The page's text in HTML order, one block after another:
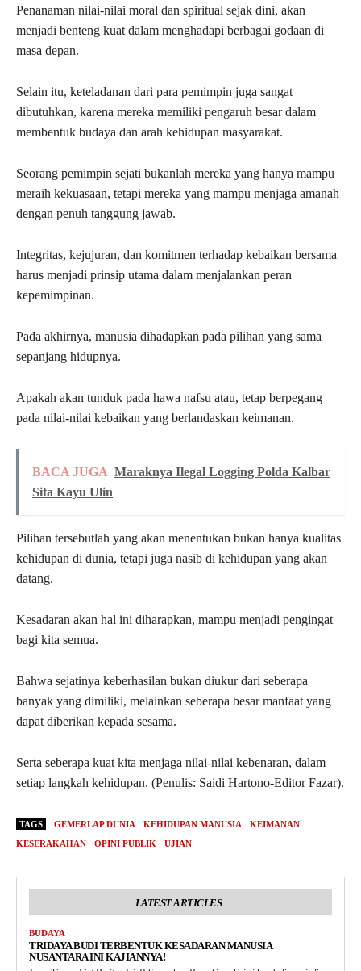
Penanaman nilai-nilai moral dan spiritual sejak dini, akan
menjadi benteng kuat dalam menghadapi berbagai godaan di
masa depan.
Selain itu, keteladanan dari para pemimpin juga sangat
dibutuhkan, karena mereka memiliki pengaruh besar dalam
membentuk budaya dan arah kehidupan masyarakat.
Seorang pemimpin sejati bukanlah mereka yang hanya mampu
meraih kekuasaan, tetapi mereka yang mampu menjaga amanah
dengan penuh tanggung jawab.
Integritas, kejujuran, dan komitmen terhadap kebaikan bersama
harus menjadi prinsip utama dalam menjalankan peran
kepemimpinan.
Pada akhirnya, manusia dihadapkan pada pilihan yang sama
sepanjang hidupnya.
Apakah akan tunduk pada hawa nafsu atau, tetap berpegang
pada nilai-nilai kebaikan yang berlandaskan keimanan.
BACA JUGA Maraknya Ilegal Logging Polda Kalbar
Sita Kayu Ulin
Pilihan tersebutlah yang akan menentukan bukan hanya kualitas
kehidupan di dunia, tetapi juga nasib di kehidupan yang akan
datang.
Kesadaran akan hal ini diharapkan, mampu menjadi pengingat
bagi kita semua.
Bahwa sejatinya keberhasilan bukan diukur dari seberapa
banyak yang dimiliki, melainkan seberapa besar manfaat yang
dapat diberikan kepada sesama.
Serta seberapa kuat kita menjaga nilai-nilai kebenaran, dalam
setiap langkah kehidupan. (Penulis: Saidi Hartono-Editor Fazar).
TAGS GEMERLAP DUNIA KEHIDUPAN MANUSIA
KEIMANAN
KESERAKAHAN
OPINI PUBLIK UJIAN
LATEST ARTICLES
BUDAYA
TRIDAYA BUDI TERBENTUK KESADARAN MANUSIA
NUSANTARA INI KAJIANNYA!